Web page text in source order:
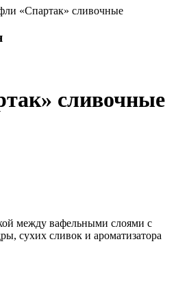
«Спартак» сливочные
сливочные
между вафельными слоями с
сухих сливок и ароматизатора